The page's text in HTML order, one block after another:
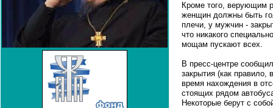
Кроме того, верующим
женщин должны быть
плечи, у мужчин -
что никакого
мощам пускают всех.
В пресс-центре
закрытия (как
время нахождения в
стоящих рядом
Некоторые берут с